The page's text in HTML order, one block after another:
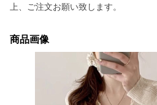
上、ご注文お願い致します。
商品画像